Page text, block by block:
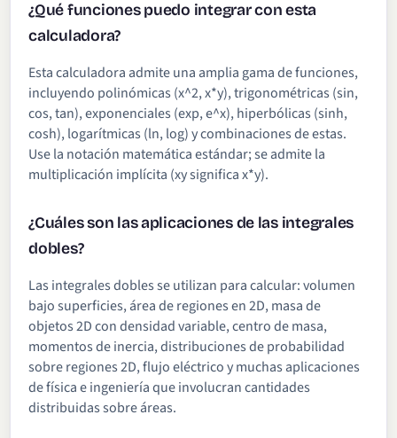
¿Qué funciones puedo integrar con esta
calculadora?
Esta calculadora admite una amplia gama de funciones,
incluyendo polinómicas (x^2, x*y), trigonométricas (sin,
cos, tan), exponenciales (exp, e^x), hiperbólicas (sinh,
cosh), logarítmicas (ln, log) y combinaciones de estas.
Use la notación matemática estándar; se admite la
multiplicación implícita (xy significa x*y).
¿Cuáles son las aplicaciones de las integrales
dobles?
Las integrales dobles se utilizan para calcular: volumen
bajo superficies, área de regiones en 2D, masa de
objetos 2D con densidad variable, centro de masa,
momentos de inercia, distribuciones de probabilidad
sobre regiones 2D, flujo eléctrico y muchas aplicaciones
de física e ingeniería que involucran cantidades
distribuidas sobre áreas.